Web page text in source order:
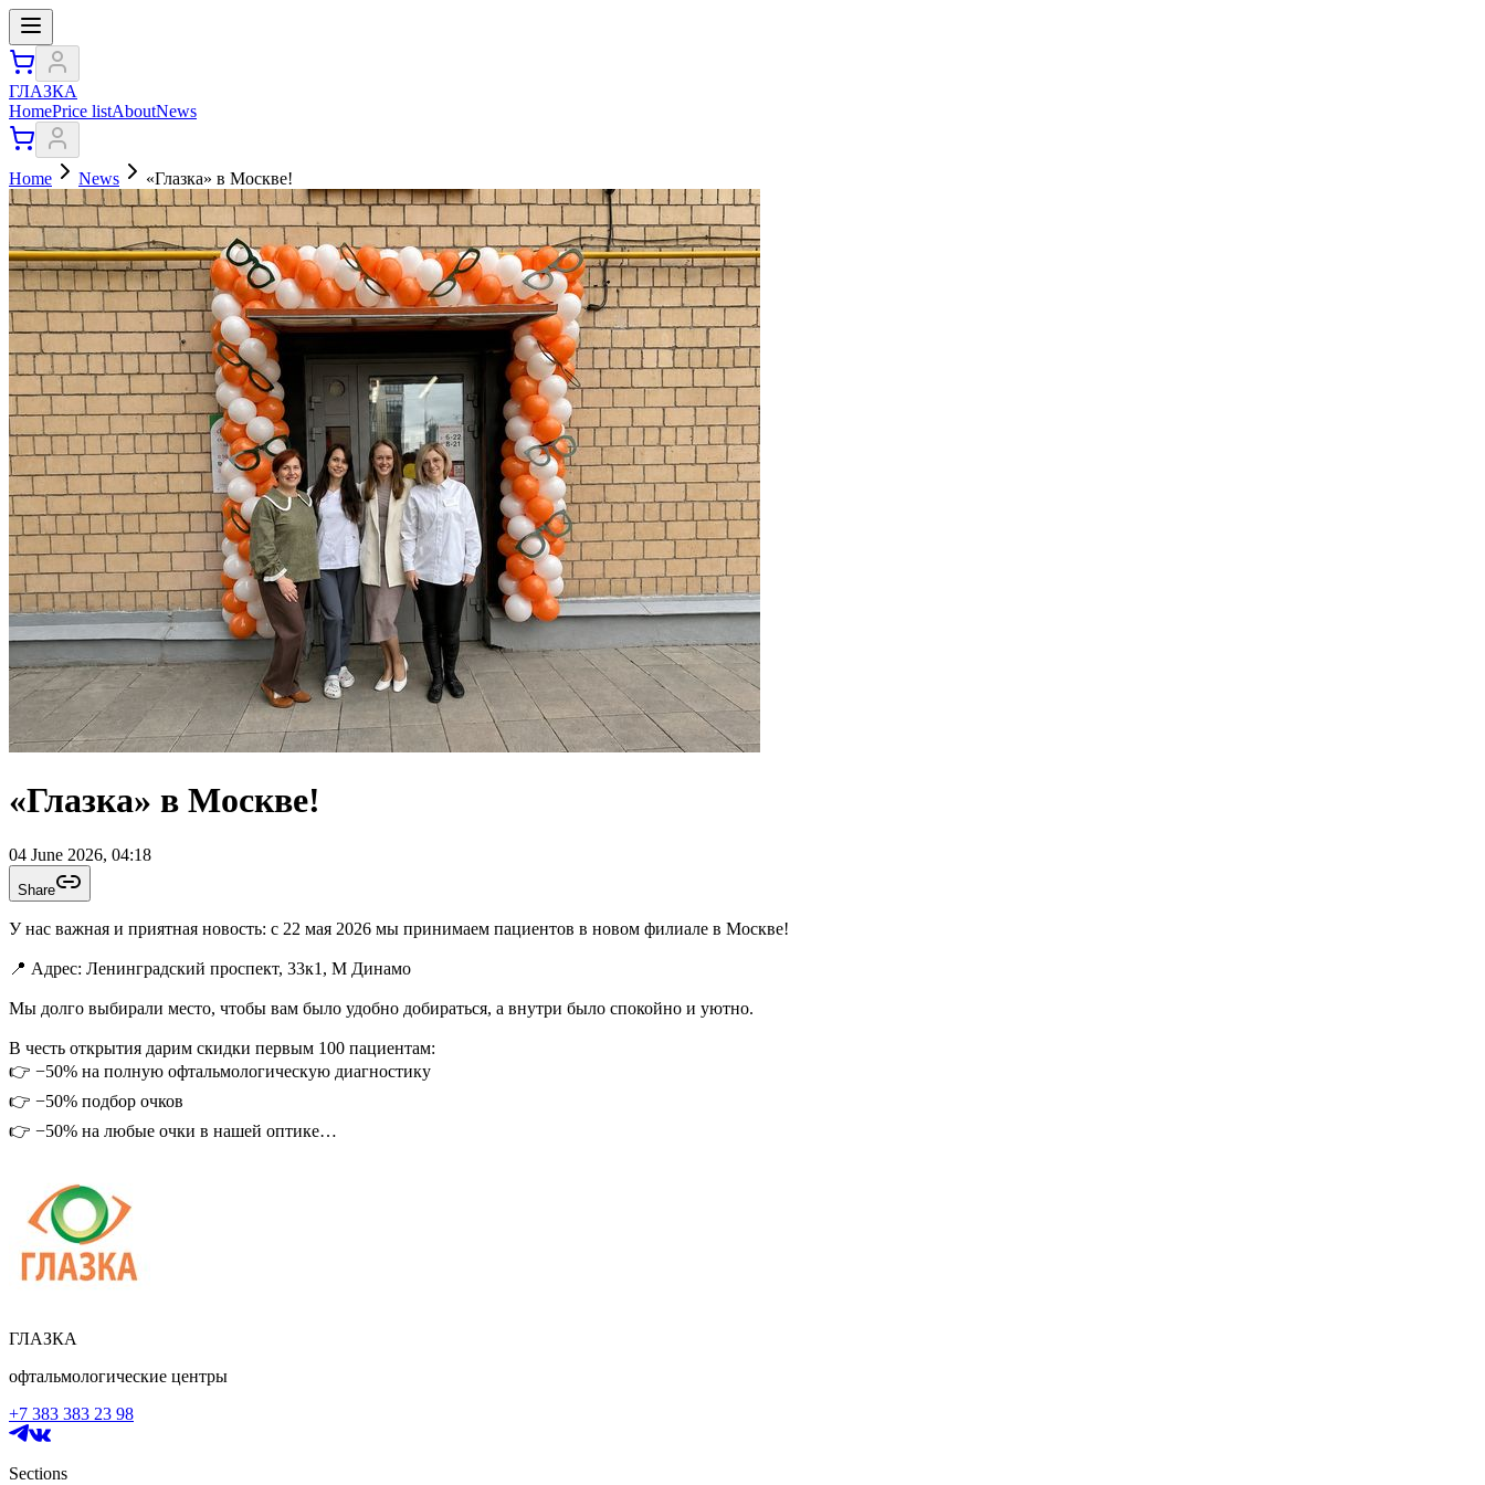
ГЛАЗКА
HomePrice listAboutNews
Home News «Глазка» в Москве!
«Глазка» в Москве!
04 June 2026, 04:18
Share
У нас важная и приятная новость: с 22 мая 2026 мы принимаем пациентов в новом филиале в Москве!
📍 Адрес: Ленинградский проспект, 33к1, М Динамо
Мы долго выбирали место, чтобы вам было удобно добираться, а внутри было спокойно и уютно.
В честь открытия дарим скидки первым 100 пациентам:
👉 −50% на полную офтальмологическую диагностику
👉 −50% подбор очков
👉 −50% на любые очки в нашей оптике
Подробнее об акции:
В новом филиале вас ждёт:
✅ приём детского и взрослого офтальмолога;
✅ профессиональный подбор очков, контактных и ночных линз;
Приходить можно с ребёнком или на консультацию для себя - мы работаем для всей семьи.
Запись уже открыта! Связаться с нами можно через сообщения аккаунта или по телефону: (499) 288-10-68
Ждём вас в «Глазке» на Ленинградском проспекте, М Динамо
Сохраним зрение вместе — теперь и в Москве 🧡
ГЛАЗКА
офтальмологические центры
+7 383 383 23 98
Sections